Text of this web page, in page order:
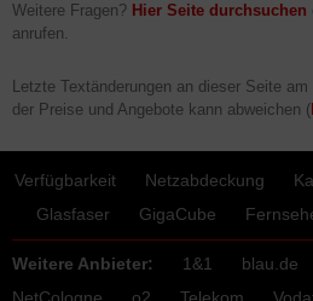
Weitere Fragen? Hier Seite durchsuchen
anrufen.
Letzte Textänderungen an dieser Seite am
der Preise und Angebote kann abweichen (
Verfügbarkeit Netzabdeckung
Glasfaser
GigaCube
Weitere Anbieter: 1&1 blau.de